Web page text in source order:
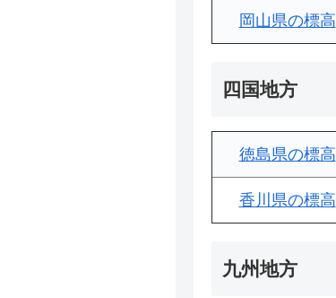
岡山県の標高
四国地方
徳島県の標高
香川県の標高
九州地方